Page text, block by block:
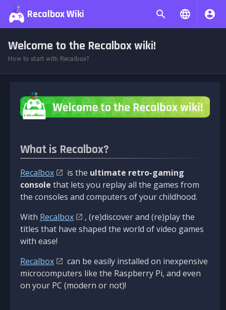
Recalbox Wiki
Welcome to the Recalbox wiki!
How to start with Recalbox?
What is Recalbox?
Recalbox is the ultimate retro-gaming
console that lets you replay all the games from
the consoles and computers of your childhood.
With Recalbox
, (re)discover and (re)play the
titles that have shaped the world of video games
with ease!
Recalbox
can be easily installed on inexpensive
microcomputers like the Raspberry Pi, and even
on your PC (modern or not)!